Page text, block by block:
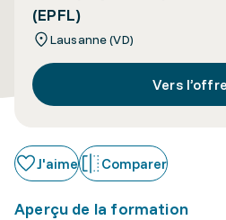
(EPFL)
Lausanne (VD)
Vers l’offre
J'aime Comparer
Aperçu de la formation